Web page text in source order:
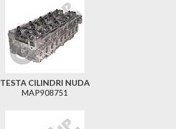
TESTA CILINDRI NUDA
MAP908751